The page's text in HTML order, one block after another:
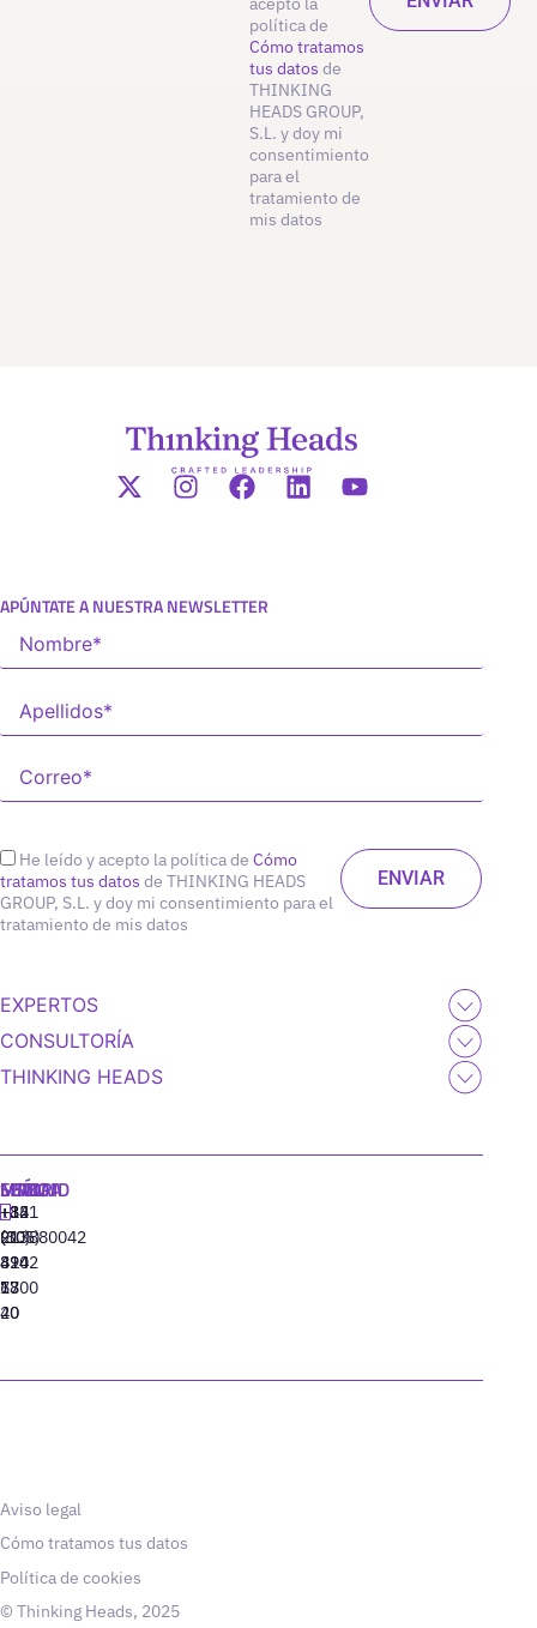
política de
Cómo tratamos
tus datos de
THINKING
HEADS GROUP,
S.L. y doy mi
consentimiento
para el
tratamiento de
mis datos
APÚNTATE A NUESTRA NEWSLETTER
He leído y acepto la política de Cómo
tratamos tus datos de THINKING HEADS
GROUP, S.L. y doy mi consentimiento para el
tratamiento de mis datos
EXPERTOS
CONSULTORÍA
THINKING HEADS
MADRID
+34
91
310
77
40
MIAMI
+1
(305)
424
13
20
SEÚL
+82
(10)
8942
6800
LISBOA
‪+351
213880042
Aviso legal
Cómo tratamos tus datos
Política de cookies
© Thinking Heads, 2025